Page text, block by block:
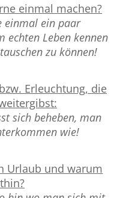
einmal machen?
einmal ein paar
echten Leben kennen
zu können!
Erleuchtung, die
sich beheben, man
wie!
Urlaub und warum